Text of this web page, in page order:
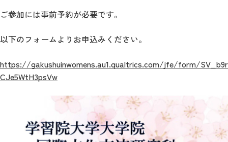
ご参加には事前予約が必要です。
以下のフォームよりお申込みください。
https://gakushuinwomens.au1.qualtrics.com/jfe/form/SV_b9r
CJe5WtH3psVw